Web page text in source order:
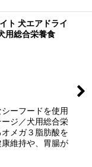
ト 犬エアドライ
用総合栄養食
ーフードを使用
ジ／犬用総合栄
メガ３脂肪酸を
維持や、胃腸が